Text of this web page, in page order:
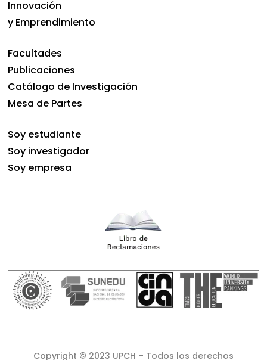
Innovación
y Emprendimiento
Facultades
Publicaciones
Catálogo de Investigación
Mesa de Partes
Soy estudiante
Soy investigador
Soy empresa
Copyright © 2023 UPCH – Todos los derechos